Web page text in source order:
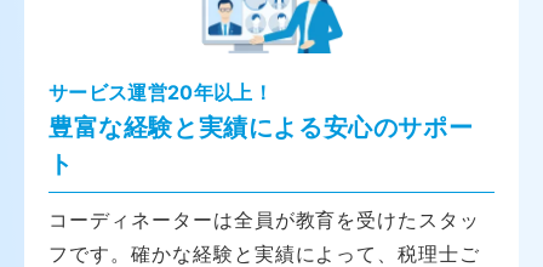
サービス運営20年以上！
豊富な経験と実績による安心のサポー
ト
コーディネーターは全員が教育を受けたスタッ
フです。確かな経験と実績によって、税理士ご